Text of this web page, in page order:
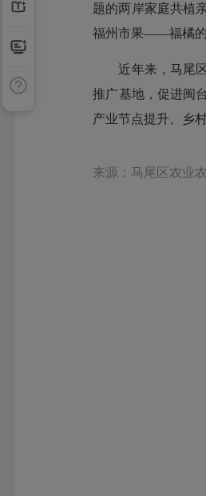
题的两岸家庭共植
福州市果——福橘的
近年来，马尾区
推广基地，促进闽
产业节点提升、乡
来源：马尾区农业